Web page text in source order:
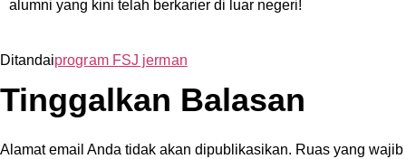
alumni yang kini telah berkarier di luar negeri!
Ditandaiprogram FSJ jerman
Tinggalkan Balasan
Alamat email Anda tidak akan dipublikasikan. Ruas yang wajib